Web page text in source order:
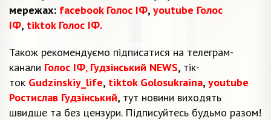
мережах: facebook Голос ІФ, youtube Голос
ІФ, tiktok Голос ІФ.
Також рекомендуємо підписатися на телеграм-
канали Голос ІФ, Гудзінський NEWS, тік-
ток Gudzinskiy_life, tiktok Golosukraina, youtube
Ростислав Гудзінський, тут новини виходять
швидше та без цензури. Підписуйтесь будьмо разом!